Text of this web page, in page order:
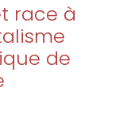
race à
de